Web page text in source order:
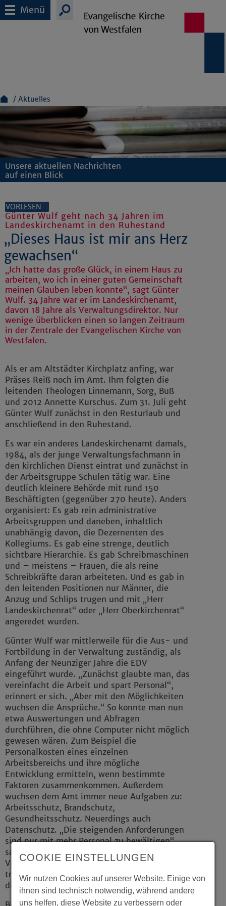
Menü
Aktuelles
Unsere aktuellen Nachrichten
auf einen Blick
VORLESEN
Günter Wulf geht nach 34 Jahren im
Landeskirchenamt in den Ruhestand
„Dieses Haus ist mir ans Herz
gewachsen“
„Ich hatte das große Glück, in einem Haus zu
arbeiten, wo ich in einer guten Gemeinschaft
meinen Glauben leben konnte“, sagt Günter
Wulf. 34 Jahre war er im Landeskirchenamt,
davon 18 Jahre als Verwaltungsdirektor. Nur
wenige überblicken einen so langen Zeitraum
in der Zentrale der Evangelischen Kirche von
Westfalen.
Als er am Altstädter Kirchplatz anfing, war
Präses Reiß noch im Amt. Ihm folgten die
leitenden Theologen Linnemann, Sorg, Buß
und 2012 Annette Kurschus. Zum 31. Juli geht
Günter Wulf zunächst in den Resturlaub und
anschließend in den Ruhestand.
Es war ein anderes Landeskirchenamt damals,
1984, als der junge Verwaltungsfachmann in
den kirchlichen Dienst eintrat und zunächst in
der Arbeitsgruppe Schulen tätig war. Eine
deutlich kleinere Behörde mit rund 150
Beschäftigten (gegenüber 270 heute). Anders
organisiert: Es gab rein administrative
Arbeitsgruppen und daneben, inhaltlich
unabhängig davon, die Dezernenten des
Kollegiums. Es gab eine strenge, deutlich
sichtbare Hierarchie. Es gab Schreibmaschinen
und – meistens – Frauen, die als reine
Schreibkräfte daran arbeiteten. Und es gab in
den leitenden Positionen nur Männer, die
Anzug und Schlips trugen und mit „Herr
Landeskirchenrat“ oder „Herr Oberkirchenrat“
angeredet wurden.
Günter Wulf war mittlerweile für die Aus- und
Fortbildung in der Verwaltung zuständig, als
Anfang der Neunziger Jahre die EDV
eingeführt wurde. „Zunächst glaubte man, das
vereinfacht die Arbeit und spart Personal“,
erinnert er sich. „Aber mit den Möglichkeiten
wuchsen die Ansprüche.“ So konnte man nun
etwa Auswertungen und Abfragen
durchführen, die ohne Computer nicht möglich
gewesen wären. Zum Beispiel die
Personalkosten eines einzelnen
Arbeitsbereichs und ihre mögliche
Entwicklung ermitteln, wenn bestimmte
Faktoren zusammenkommen. Außerdem
wuchsen dem Amt immer neue Aufgaben zu:
Arbeitsschutz, Brandschutz,
Gesundheitsschutz. Neuerdings auch
Datenschutz. „Die steigenden Anforderungen
sind nur mit mehr Personal zu bewältigen“,
sagt Wulf. Im Oktober 1999 wurde er zum
Verwaltungsleiter berufen, am 1. August 2000
trat er als Nachfolger von Jochen Faßbender
dieses Amt an.
COOKIE EINSTELLUNGEN
Wir nutzen Cookies auf unserer Website. Einige von
ihnen sind technisch notwendig, während andere
uns helfen, diese Website zu verbessern oder